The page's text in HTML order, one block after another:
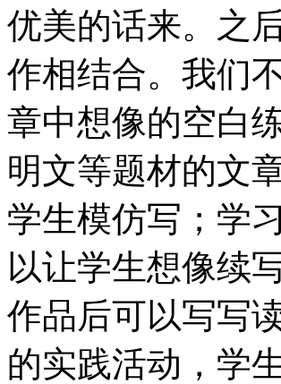
优美的话来。之
作相结合。我们
章中想像的空白
明文等题材的文
学生模仿写；学
以让学生想像续
作品后可以写写
的实践活动，学